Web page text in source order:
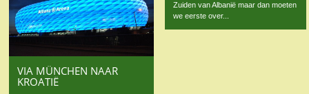
Zuiden van Albanië maar dan moeten
we eerste over...
VIA MÜNCHEN NAAR
KROATIË